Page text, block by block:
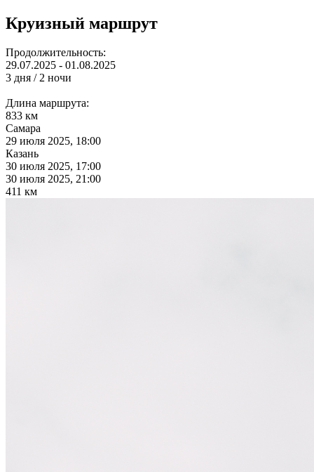
Круизный маршрут
Продолжительность:
29.07.2025 - 01.08.2025
3 дня / 2 ночи
Длина маршрута:
833 км
Самара
29 июля 2025, 18:00
Казань
30 июля 2025, 17:00
30 июля 2025, 21:00
411 км